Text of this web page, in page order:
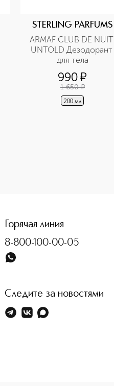
STERLING PARFUMS
ARMAF CLUB DE NUIT
UNTOLD Дезодорант
для тела
990¤
1 650 ¤
200 мл
Горячая линия
8-800-100-00-05
Следите за новостями